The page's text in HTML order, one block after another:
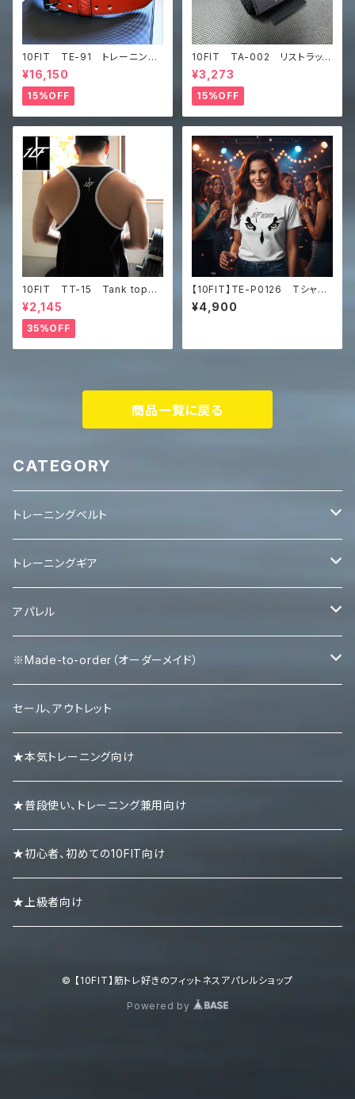
10FIT TE-91 トレーニング
ベルト リフティングベルト パ
ワーベルト レザー ブラウ
ン lifting belt power belt
¥16,150
15%OFF
10FIT TA-002 リストラッ
プ トレーニング 筋トレ サ
ポーター 黒 wrist wrap
¥3,273
15%OFF
10FIT TT-15 Tank top
タンクトップ ジムウェア トレ
ーニング 筋トレ 白黒
¥2,145
35%OFF
【10FIT】TE-P0126 Tシャ
ツ 筋トレ トレーニング
白 Men’s premium heavy
¥4,900
商品一覧に戻る
CATEGORY
トレーニングベルト
レバーベルト
パワーベルト
トレーニングギア
パワーグリップ
エルボースリーブ
ニースリーブ
ニーラップ
リストラップ
リストストラップ
アパレル
タンクトップ
Ｔシャツ
ハーフパンツ
キャップ
※Made-to-order（オーダーメイド）
Tシャツ
タンクトップ
ロンＴ
パーカー
スエット・トレーナー
セール、アウトレット
★本気トレーニング向け
★普段使い、トレーニング兼用向け
★初心者、初めての10FIT向け
★上級者向け
© 【10FIT】筋トレ好きのフィットネスアパレルショップ
Powered by